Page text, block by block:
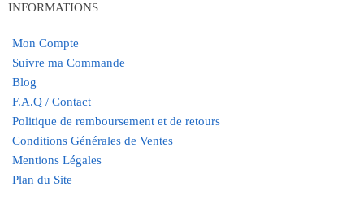
INFORMATIONS
Mon Compte
Suivre ma Commande
Blog
F.A.Q / Contact
Politique de remboursement et de retours
Conditions Générales de Ventes
Mentions Légales
Plan du Site